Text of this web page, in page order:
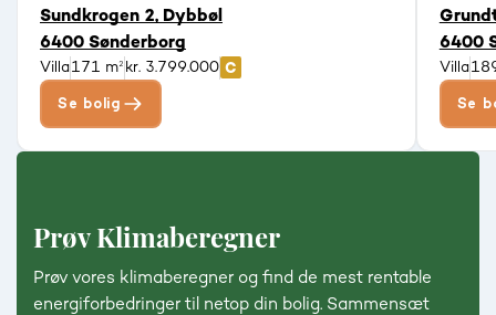
Sundkrogen 2, Dybbøl
6400 Sønderborg
Villa171 m² kr. 3.799.000
Se bolig
6400
Villa
Se
Prøv Klimaberegner
Prøv vores klimaberegner og find de mest rentable
energiforbedringer til netop din bolig. Sammensæt